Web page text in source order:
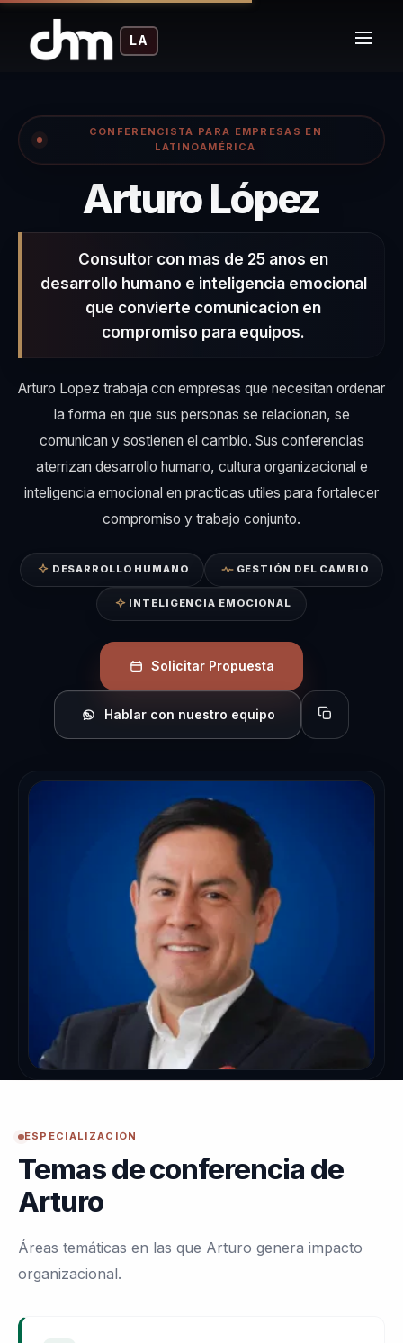
LA
CONFERENCISTA PARA EMPRESAS EN
LATINOAMÉRICA
Arturo López
Consultor con mas de 25 anos en
desarrollo humano e inteligencia emocional
que convierte comunicacion en
compromiso para equipos.
Arturo Lopez trabaja con empresas que necesitan ordenar
la forma en que sus personas se relacionan, se
comunican y sostienen el cambio. Sus conferencias
aterrizan desarrollo humano, cultura organizacional e
inteligencia emocional en practicas utiles para fortalecer
compromiso y trabajo conjunto.
DESARROLLO HUMANO GESTIÓN DEL CAMBIO
INTELIGENCIA EMOCIONAL
Solicitar Propuesta
Hablar con nuestro equipo Copiar perfil
ESPECIALIZACIÓN
Temas de conferencia de
Arturo
Áreas temáticas en las que Arturo genera impacto
organizacional.